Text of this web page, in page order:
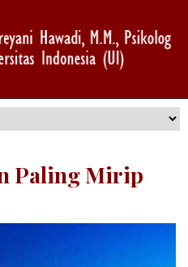
Paling Mirip